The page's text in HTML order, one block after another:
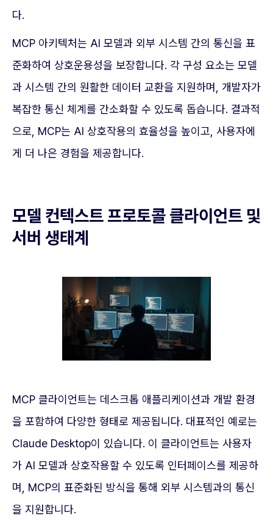
다.
MCP 아키텍처는 AI 모델과 외부 시스템 간의 통신을 표
준화하여 상호운용성을 보장합니다. 각 구성 요소는 모델
과 시스템 간의 원활한 데이터 교환을 지원하며, 개발자가
복잡한 통신 체계를 간소화할 수 있도록 돕습니다. 결과적
으로, MCP는 AI 상호작용의 효율성을 높이고, 사용자에
게 더 나은 경험을 제공합니다.
모델 컨텍스트 프로토콜 클라이언트 및
서버 생태계
MCP 클라이언트는 데스크톱 애플리케이션과 개발 환경
을 포함하여 다양한 형태로 제공됩니다. 대표적인 예로는
Claude Desktop이 있습니다. 이 클라이언트는 사용자
가 AI 모델과 상호작용할 수 있도록 인터페이스를 제공하
며, MCP의 표준화된 방식을 통해 외부 시스템과의 통신
을 지원합니다.